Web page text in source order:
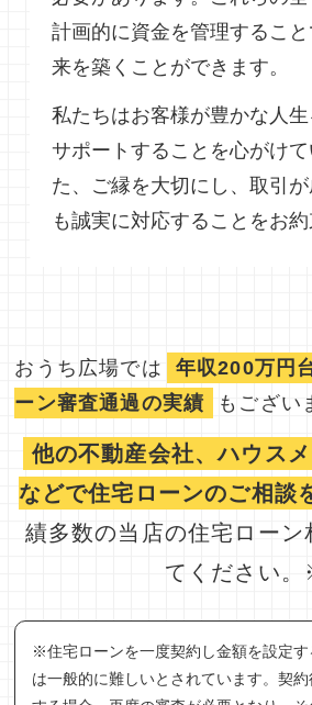
計画的に資金を管理するこ
来を築くことができます。
私たちはお客様が豊かな人生
サポートすることを心がけて
た、ご縁を大切にし、取引
も誠実に対応することをお約
おうち広場では 年収200万円
ーン審査通過の実績
もござい
他の不動産会社、ハウス
などで住宅ローンのご相談
績多数の当店の住宅ローン
てください
※住宅ローンを一度契約し金額を設定
は一般的に難しいとされています。契